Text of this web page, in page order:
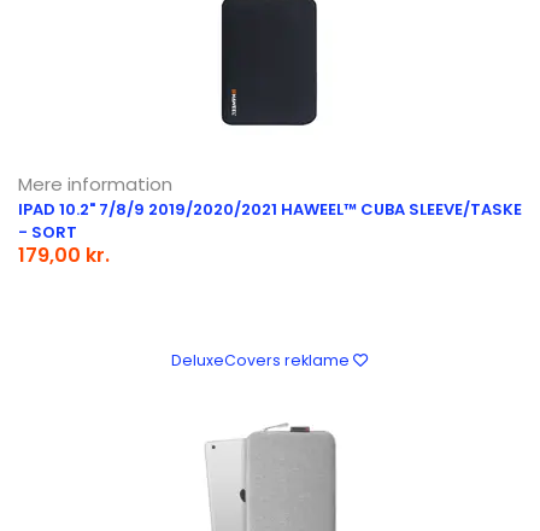
Mere information
IPAD 10.2" 7/8/9 2019/2020/2021 HAWEEL™ CUBA SLEEVE/TASKE
- SORT
179,00 kr.
DeluxeCovers reklame